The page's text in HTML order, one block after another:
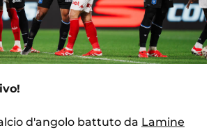
d'angolo battuto da Lamine